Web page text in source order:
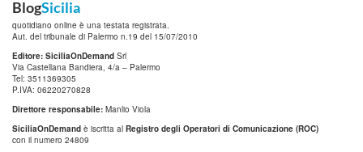
BlogSicilia
quotidiano online è una testata registrata.
Aut. del tribunale di Palermo n.19 del 15/07/2010
Editore: SiciliaOnDemand Srl
Via Castellana Bandiera, 4/a – Palermo
Tel: 3511369305
P.IVA: 06220270828
Direttore responsabile: Manlio Viola
SiciliaOnDemand è iscritta al Registro degli Operatori di Comunicazione (ROC)
con il numero 24809